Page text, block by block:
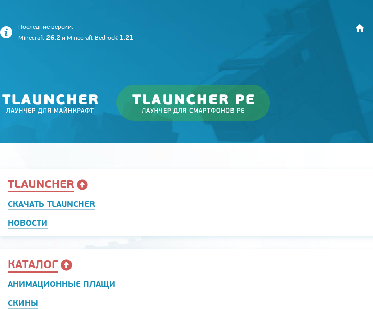
Последние версии:
Minecraft 26.2 и Minecraft Bedrock 1.21
TLAUNCHER
СКАЧАТЬ TLAUNCHER
НОВОСТИ
КАТАЛОГ
АНИМАЦИОННЫЕ ПЛАЩИ
СКИНЫ